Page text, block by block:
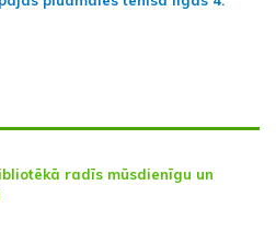
radīs mūsdienīgu un